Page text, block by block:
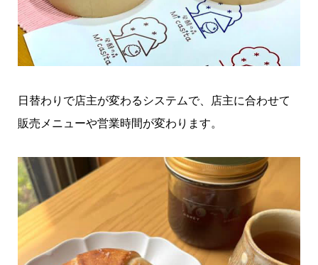
日替わりで店主が変わるシステムで、店主に合わせて
販売メニューや営業時間が変わります。